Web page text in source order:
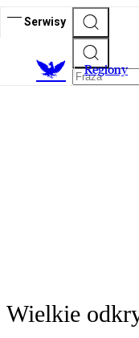
Serwisy
Regiony
Wielkie